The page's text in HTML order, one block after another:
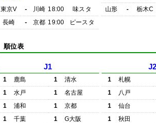
東京V
- 川崎 18:00
味スタ
長崎
- 京都 19:00 ピースタ
山形
- 栃木C
順位表
J1
1 鹿島 1
清水
1
水戸 1
名古屋
1
浦和 1
京都
1
千葉 1
G大阪
1
札幌
1
八戸
1
仙台
1
秋田